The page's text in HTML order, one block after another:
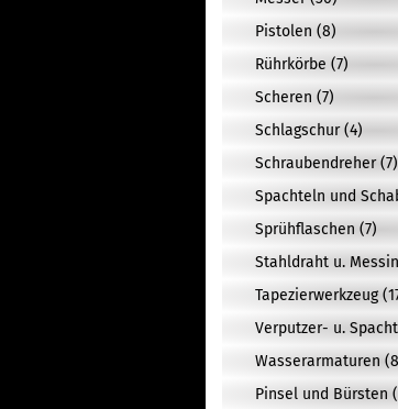
Pistolen (8)
Rührkörbe (7)
Scheren (7)
Schlagschur (4)
Schraubendreher (7)
Spachteln und
Sprühflaschen (7)
Stahldraht u.
Tapezierwerkzeug
Verputzer- u.
Wasserarmaturen
Pinsel und Bürsten